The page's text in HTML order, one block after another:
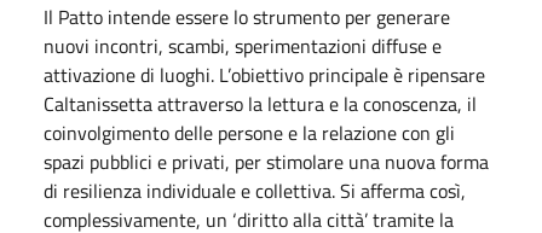
Il Patto intende essere lo strumento per generare
nuovi incontri, scambi, sperimentazioni diffuse e
attivazione di luoghi. L’obiettivo principale è ripensare
Caltanissetta attraverso la lettura e la conoscenza, il
coinvolgimento delle persone e la relazione con gli
spazi pubblici e privati, per stimolare una nuova forma
di resilienza individuale e collettiva. Si afferma così,
complessivamente, un ‘diritto alla città’ tramite la